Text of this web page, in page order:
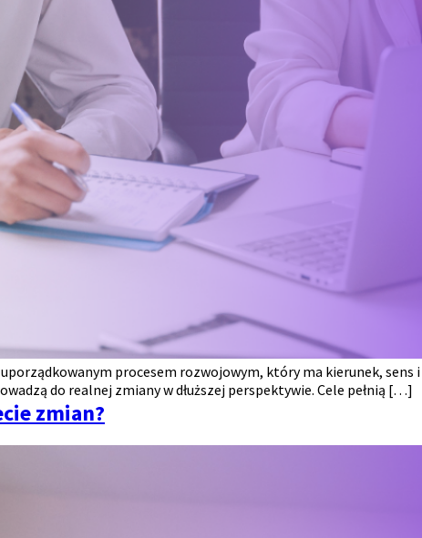
procesem rozwojowym, który ma kierunek, sens i
do realnej zmiany w dłuższej perspektywie. Cele pełnią […]
zmian?